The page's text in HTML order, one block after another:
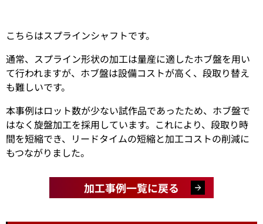
こちらはスプラインシャフトです。
通常、スプライン形状の加工は量産に適したホブ盤を用い
て行われますが、ホブ盤は設備コストが高く、段取り替え
も難しいです。
本事例はロット数が少ない試作品であったため、ホブ盤で
はなく旋盤加工を採用しています。これにより、段取り時
間を短縮でき、リードタイムの短縮と加工コストの削減に
もつながりました。
加工事例一覧に戻る